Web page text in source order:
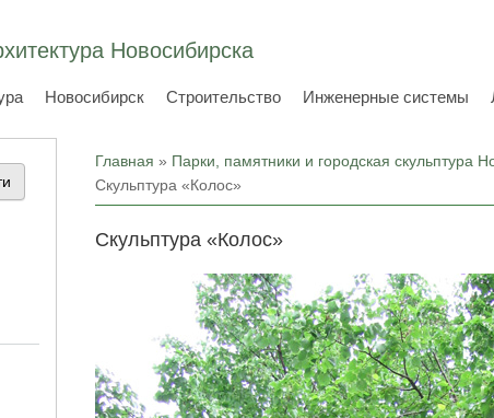
Новосибирска
Новосибирск Строительство Инженерные системы
Вы здесь
Главная » Парки, памятники и городская скульптура
Скульптура «Колос»
Скульптура «Колос»